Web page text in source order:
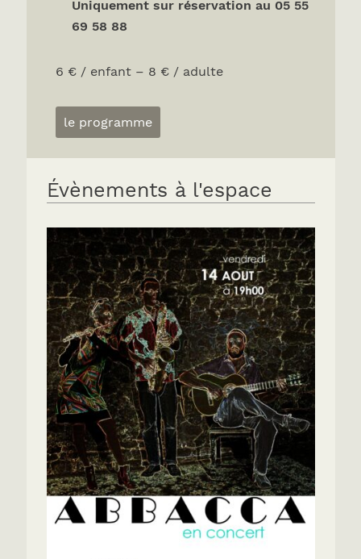
Uniquement sur réservation au 05 55
69 58 88
6 € / enfant – 8 € / adulte
le programme
Évènements à l'espace